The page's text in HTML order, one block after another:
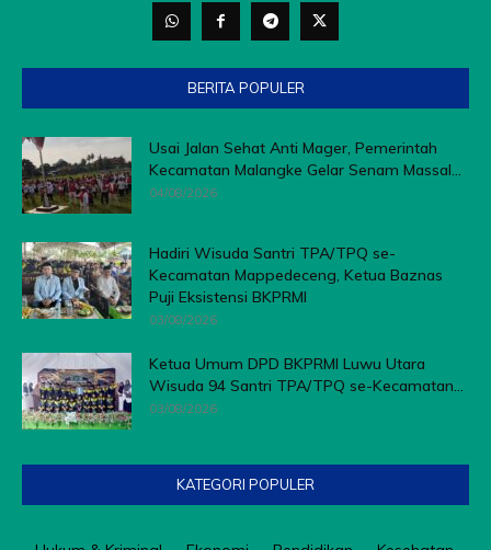
BERITA POPULER
Usai Jalan Sehat Anti Mager, Pemerintah
Kecamatan Malangke Gelar Senam Massal...
04/08/2026
Hadiri Wisuda Santri TPA/TPQ se-
Kecamatan Mappedeceng, Ketua Baznas
Puji Eksistensi BKPRMI
03/08/2026
Ketua Umum DPD BKPRMI Luwu Utara
Wisuda 94 Santri TPA/TPQ se-Kecamatan...
03/08/2026
KATEGORI POPULER